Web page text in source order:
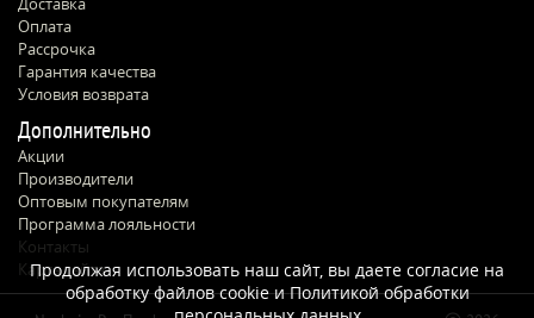
Оплата
Рассрочка
Гарантия качества
Условия возврата
Дополнительно
Акции
Производители
Оптовым покупателям
Программа лояльности
Контакты
Карта сайта
Продолжая использовать наш сайт, вы даете согласие на
обработку файлов cookie иПолитикой обработки